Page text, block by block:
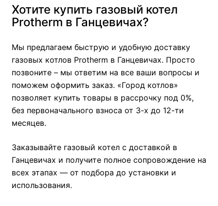
Хотите купить газовый котел
Protherm в Ганцевичах?
Мы предлагаем быструю и удобную доставку
газовых котлов Protherm в Ганцевичах. Просто
позвоните – мы ответим на все ваши вопросы и
поможем оформить заказ. «Город котлов»
позволяет купить товары в рассрочку под 0%,
без первоначального взноса от 3-х до 12-ти
месяцев.
Заказывайте газовый котел с доставкой в
Ганцевичах и получите полное сопровождение на
всех этапах — от подбора до установки и
использования.